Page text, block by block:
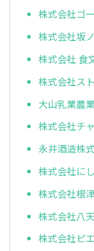
株式会社ゴ
株式会社坂
株式会社 食
株式会社ス
大山乳業農
株式会社チ
永井酒造株
株式会社に
株式会社根
株式会社八
株式会社ピ